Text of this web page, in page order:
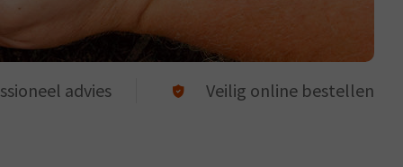
advies Veilig online bestellen